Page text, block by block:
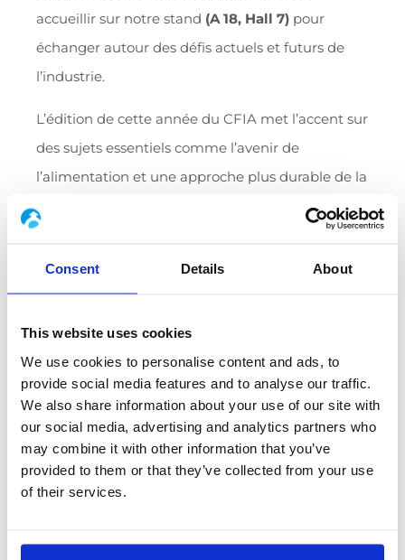
Consent Details About
This website uses cookies
We use cookies to personalise content and ads, to
provide social media features and to analyse our traffic.
We also share information about your use of our site with
our social media, advertising and analytics partners who
may combine it with other information that you’ve
provided to them or that they’ve collected from your use
of their services.
accueillir sur notre stand (A 18, Hall 7) pour
échanger autour des défis actuels et futurs de
l’industrie.
L’édition de cette année du CFIA met l’accent sur
des sujets essentiels comme l’avenir de
l’alimentation et une approche plus durable de la
gestion de l’eau. Des thèmes qui résonnent
particulièrement avec les valeurs et les objectifs
de Boccard, notamment dans le développement
denos solutions
Au cours du salon, nous aurons l’opportunité de
présenter notre solution Track Advance, conçue
pour servir d’outil d’aide à la décision, développée
depuis plus de 10 ans par des experts métiers